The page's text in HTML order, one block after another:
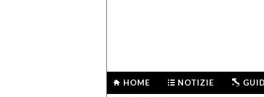
HOME NOTIZIE